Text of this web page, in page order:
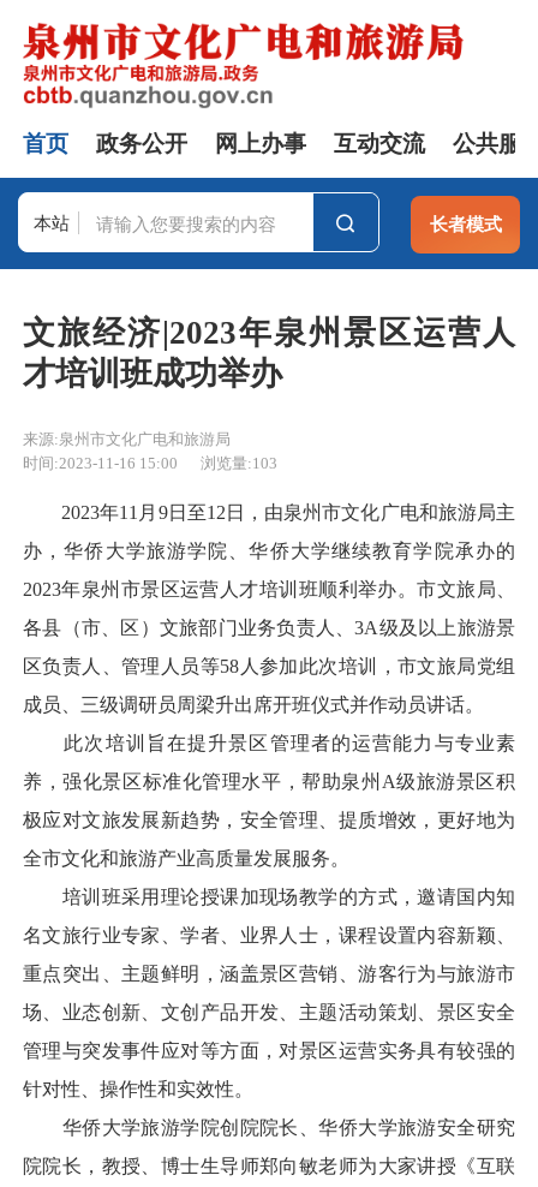
首页 政务公开 网上办事 互动交流 公共服
本站 长者模式
文旅经济|2023年泉州景区运营人
才培训班成功举办
来源:泉州市文化广电和旅游局
时间:2023-11-16 15:00
浏览量:103
2023年11月9日至12日，由泉州市文化广电和旅游局主
办，华侨大学旅游学院、华侨大学继续教育学院承办的
2023年泉州市景区运营人才培训班顺利举办。市文旅局、
各县（市、区）文旅部门业务负责人、3A级及以上旅游景
区负责人、管理人员等58人参加此次培训，市文旅局党组
成员、三级调研员周梁升出席开班仪式并作动员讲话。
此次培训旨在提升景区管理者的运营能力与专业素
养，强化景区标准化管理水平，帮助泉州A级旅游景区积
极应对文旅发展新趋势，安全管理、提质增效，更好地为
全市文化和旅游产业高质量发展服务。
培训班采用理论授课加现场教学的方式，邀请国内知
名文旅行业专家、学者、业界人士，课程设置内容新颖、
重点突出、主题鲜明，涵盖景区营销、游客行为与旅游市
场、业态创新、文创产品开发、主题活动策划、景区安全
管理与突发事件应对等方面，对景区运营实务具有较强的
针对性、操作性和实效性。
华侨大学旅游学院创院院长、华侨大学旅游安全研究
院院长，教授、博士生导师郑向敏老师为大家讲授《互联